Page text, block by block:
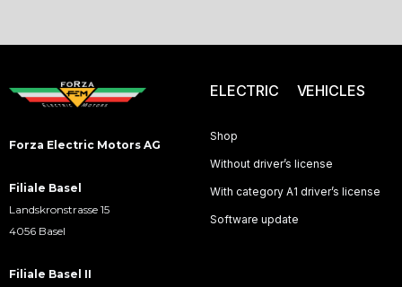
Forza Electric Motors AG
Filiale Basel
Landskronstrasse 15
4056 Basel
Filiale Basel II
ELECTRIC VEHICLES
Shop
Without driver’s license
With category A1 driver’s license
Software update